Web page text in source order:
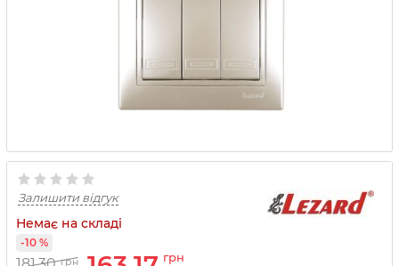
Залишити відгук
Немає на складі
грн грн
-10 %